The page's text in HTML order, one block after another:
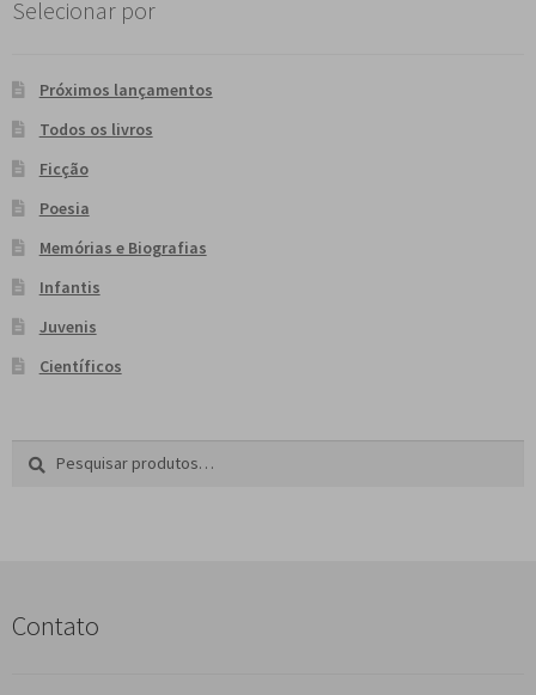
Selecionar por
Próximos lançamentos
Todos os livros
Ficção
Poesia
Memórias e Biografias
Infantis
Juvenis
Científicos
Pesquisar
a
Contato